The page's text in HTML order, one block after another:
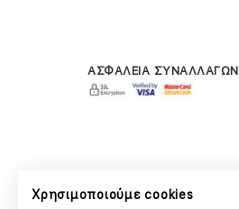
ΑΣΦΑΛΕΙΑ ΣΥΝΑΛΛΑΓΩΝ
Χρησιμοποιούμε cookies